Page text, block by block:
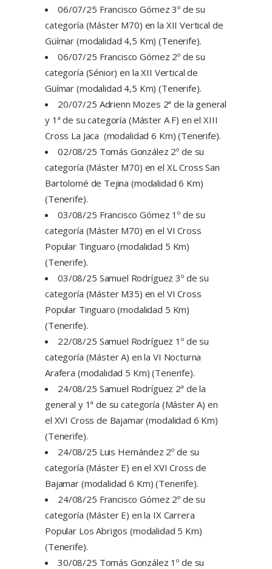
06/07/25 Francisco Gómez 3º de su
categoría (Máster M70) en la XII Vertical de
Güímar (modalidad 4,5 Km) (Tenerife).
06/07/25 Francisco Gómez 2º de su
categoría (Sénior) en la XII Vertical de
Güímar (modalidad 4,5 Km) (Tenerife).
20/07/25 Adrienn Mozes 2ª de la general
y 1ª de su categoría (Máster A F) en el XIII
Cross La Jaca (modalidad 6 Km) (Tenerife).
02/08/25 Tomás González 2º de su
categoría (Máster M70) en el XL Cross San
Bartolomé de Tejina (modalidad 6 Km)
(Tenerife).
03/08/25 Francisco Gómez 1º de su
categoría (Máster M70) en el VI Cross
Popular Tinguaro (modalidad 5 Km)
(Tenerife).
03/08/25 Samuel Rodríguez 3º de su
categoría (Máster M35) en el VI Cross
Popular Tinguaro (modalidad 5 Km)
(Tenerife).
22/08/25 Samuel Rodríguez 1º de su
categoría (Máster A) en la VI Nocturna
Arafera (modalidad 5 Km) (Tenerife).
24/08/25 Samuel Rodríguez 2ª de la
general y 1ª de su categoría (Máster A) en
el XVI Cross de Bajamar (modalidad 6 Km)
(Tenerife).
24/08/25 Luis Hernández 2º de su
categoría (Máster E) en el XVI Cross de
Bajamar (modalidad 6 Km) (Tenerife).
24/08/25 Francisco Gómez 2º de su
categoría (Máster E) en la IX Carrera
Popular Los Abrigos (modalidad 5 Km)
(Tenerife).
30/08/25 Tomás González 1º de su